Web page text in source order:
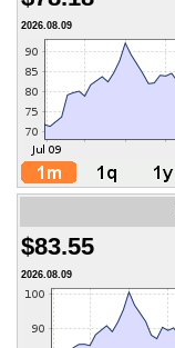
2026.08.09
$83.55
2026.08.09